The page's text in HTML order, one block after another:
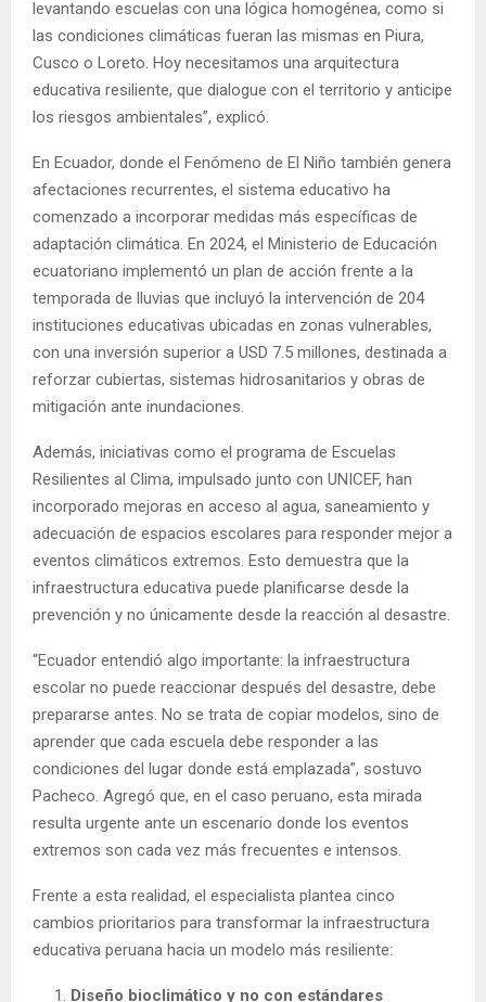
levantando escuelas con una lógica homogénea, como si
las condiciones climáticas fueran las mismas en Piura,
Cusco o Loreto. Hoy necesitamos una arquitectura
educativa resiliente, que dialogue con el territorio y anticipe
los riesgos ambientales”, explicó.
En Ecuador, donde el Fenómeno de El Niño también genera
afectaciones recurrentes, el sistema educativo ha
comenzado a incorporar medidas más específicas de
adaptación climática. En 2024, el Ministerio de Educación
ecuatoriano implementó un plan de acción frente a la
temporada de lluvias que incluyó la intervención de 204
instituciones educativas ubicadas en zonas vulnerables,
con una inversión superior a USD 7.5 millones, destinada a
reforzar cubiertas, sistemas hidrosanitarios y obras de
mitigación ante inundaciones.
Además, iniciativas como el programa de Escuelas
Resilientes al Clima, impulsado junto con UNICEF, han
incorporado mejoras en acceso al agua, saneamiento y
adecuación de espacios escolares para responder mejor a
eventos climáticos extremos. Esto demuestra que la
infraestructura educativa puede planificarse desde la
prevención y no únicamente desde la reacción al desastre.
“Ecuador entendió algo importante: la infraestructura
escolar no puede reaccionar después del desastre, debe
prepararse antes. No se trata de copiar modelos, sino de
aprender que cada escuela debe responder a las
condiciones del lugar donde está emplazada”, sostuvo
Pacheco. Agregó que, en el caso peruano, esta mirada
resulta urgente ante un escenario donde los eventos
extremos son cada vez más frecuentes e intensos.
Frente a esta realidad, el especialista plantea cinco
cambios prioritarios para transformar la infraestructura
educativa peruana hacia un modelo más resiliente:
Diseño bioclimático y no con estándares